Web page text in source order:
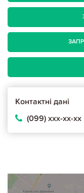
Контактні дані
(099) ххх-хх-хх